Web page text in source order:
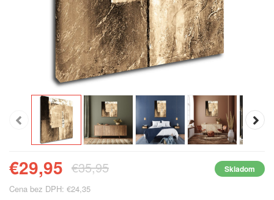
€29,95 €35,95 Skladom
Cena bez DPH: €24,35